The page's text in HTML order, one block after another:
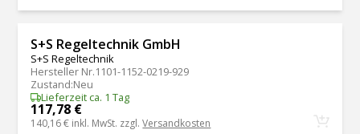
S+S Regeltechnik GmbH
S+S Regeltechnik
Hersteller Nr.1101-1152-0219-929
Zustand:Neu
Lieferzeit ca. 1 Tag
117,78 €
140,16 € inkl. MwSt. zzgl.Versandkosten